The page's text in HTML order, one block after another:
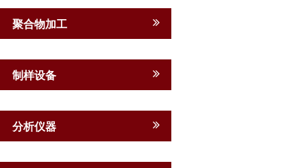
聚合物加工
制样设备
分析仪器